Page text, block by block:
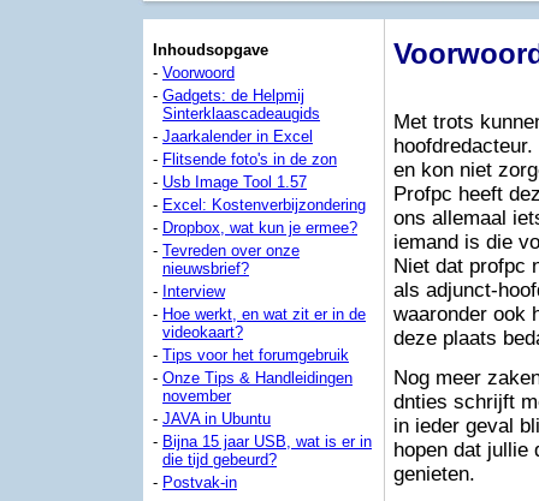
Inhoudsopgave
- Voorwoord
- Gadgets: de Helpmij
Sinterklaascadeaugids
- Jaarkalender in Excel
- Flitsende foto's in de zon
- Usb Image Tool 1.57
- Excel: Kostenverbijzondering
- Dropbox, wat kun je ermee?
- Tevreden over onze
nieuwsbrief?
- Interview
- Hoe werkt, en wat zit er in de
videokaart?
- Tips voor het forumgebruik
- Onze Tips & Handleidingen
november
- JAVA in Ubuntu
- Bijna 15 jaar USB, wat is er in
die tijd gebeurd?
- Postvak-in
Met trots
en kon niet
Profpc heeft
ons allemaal
iemand is die
Niet dat profpc
als adjunct-
waaronder ook
deze plaats
Nog meer
dnties schrijft
in ieder geval
hopen dat jullie
genieten.